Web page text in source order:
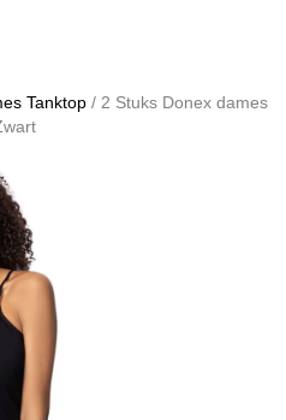
Tanktop / 2 Stuks Donex dames